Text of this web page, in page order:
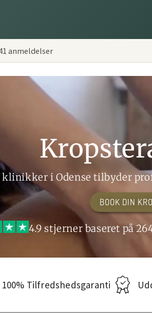
anmeldelser
klinikker i Odense tilbyder
BOOK DIN
4.9 stjerner baseret på
100% Tilfredshedsgaranti